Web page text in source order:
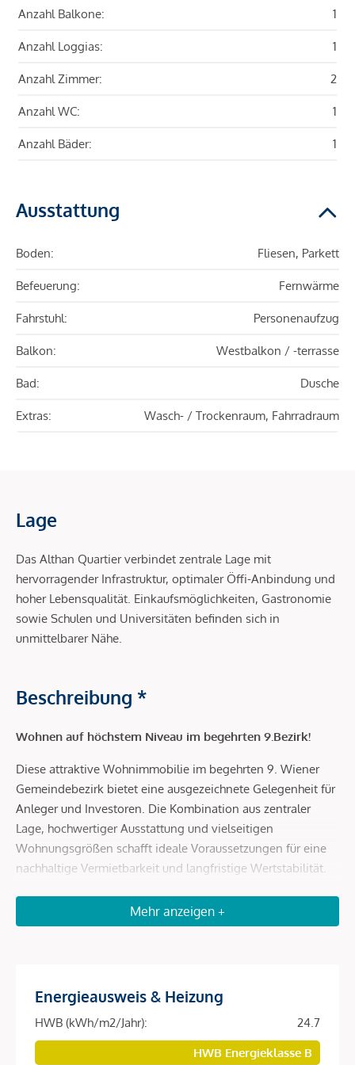
Anzahl Balkone: 1
Anzahl Loggias: 1
Anzahl Zimmer: 2
Anzahl WC: 1
Anzahl Bäder: 1
Ausstattung
Boden: Fliesen, Parkett
Befeuerung: Fernwärme
Fahrstuhl: Personenaufzug
Balkon: Westbalkon / -terrasse
Bad: Dusche
Extras: Wasch- / Trockenraum, Fahrradraum
Lage
Das Althan Quartier verbindet zentrale Lage mit
hervorragender Infrastruktur, optimaler Öffi-Anbindung und
hoher Lebensqualität. Einkaufsmöglichkeiten, Gastronomie
sowie Schulen und Universitäten befinden sich in
unmittelbarer Nähe.
Beschreibung *
Wohnen auf höchstem Niveau im begehrten 9.Bezirk!
Diese attraktive Wohnimmobilie im begehrten 9. Wiener
Gemeindebezirk bietet eine ausgezeichnete Gelegenheit für
Anleger und Investoren. Die Kombination aus zentraler
Lage, hochwertiger Ausstattung und vielseitigen
Wohnungsgrößen schafft ideale Voraussetzungen für eine
nachhaltige Vermietbarkeit und langfristige Wertstabilität.
Das moderne Wohnprojekt umfasst insgesamt 151
freifinanzierte Wohnungen mit Wohnflächen von ca. 32 bis
späteren Zeitpunkt selbst nutzt suchen, für zukünftigen
Studenten in der eigenen Familie oder als Wertanlage für
die Enkel oder zur Unterstützung der jungen Familie. Die
durchdachten Grundrisse, die hochwertige Ausstattung
Mehr anzeigen +
Energieausweis & Heizung
HWB (kWh/m2/Jahr):
24.7
HWB Energieklasse B